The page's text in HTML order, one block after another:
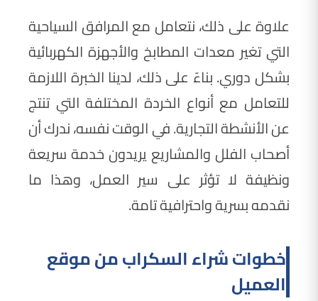
علاوة على ذلك، نتعامل مع المرافق السياحية
التي تغير معدات المطابخ والأجهزة الكهربائية
بشكل دوري. بناءً على ذلك، لدينا الخبرة اللازمة
للتعامل مع أنواع الخردة المختلفة التي تنتج
عن الأنشطة التجارية. في الوقت نفسه، ندرك أن
أصحاب الفلل والمشاريع يريدون خدمة سريعة
ونظيفة لا تؤثر على سير العمل، وهذا ما
نقدمه بسرية واحترافية تامة.
خطوات شراء السكراب من موقع
العميل